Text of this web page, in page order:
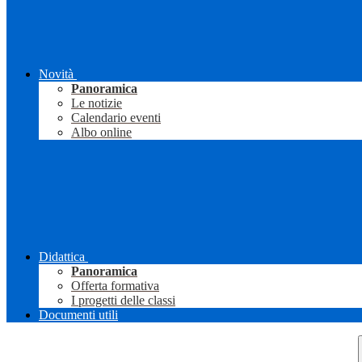
Novità
Panoramica
Le notizie
Calendario eventi
Albo online
Didattica
Panoramica
Offerta formativa
I progetti delle classi
Documenti utili